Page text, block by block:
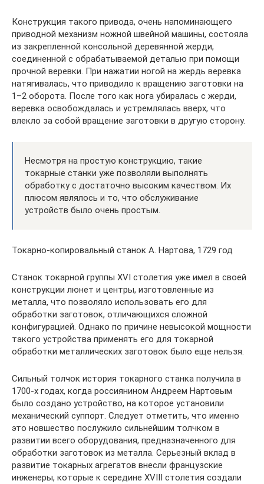
Конструкция такого привода, очень напоминающего
приводной механизм ножной швейной машины, состояла
из закрепленной консольной деревянной жерди,
соединенной с обрабатываемой деталью при помощи
прочной веревки. При нажатии ногой на жердь веревка
натягивалась, что приводило к вращению заготовки на
1–2 оборота. После того как нога убиралась с жерди,
веревка освобождалась и устремлялась вверх, что
влекло за собой вращение заготовки в другую сторону.
Несмотря на простую конструкцию, такие
токарные станки уже позволяли выполнять
обработку с достаточно высоким качеством. Их
плюсом являлось и то, что обслуживание
устройств было очень простым.
Токарно-копировальный станок А. Нартова, 1729 год
Станок токарной группы XVI столетия уже имел в своей
конструкции люнет и центры, изготовленные из
металла, что позволяло использовать его для
обработки заготовок, отличающихся сложной
конфигурацией. Однако по причине невысокой мощности
такого устройства применять его для токарной
обработки металлических заготовок было еще нельзя.
Сильный толчок история токарного станка получила в
1700-х годах, когда россиянином Андреем Нартовым
было создано устройство, на которое установили
механический суппорт. Следует отметить, что именно
это новшество послужило сильнейшим толчком в
развитии всего оборудования, предназначенного для
обработки заготовок из металла. Серьезный вклад в
развитие токарных агрегатов внесли французские
инженеры, которые к середине XVIII столетия создали